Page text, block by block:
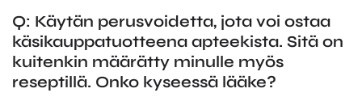
Q: Käytän perusvoidetta, jota voi ostaa
käsikauppatuotteena apteekista. Sitä on
kuitenkin määrätty minulle myös
reseptillä. Onko kyseessä lääke?